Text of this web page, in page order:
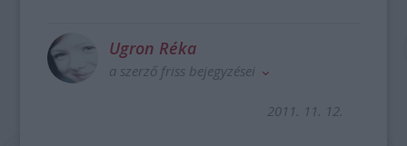
Ugron Réka
a szerző friss bejegyzései
2011. 11. 12.